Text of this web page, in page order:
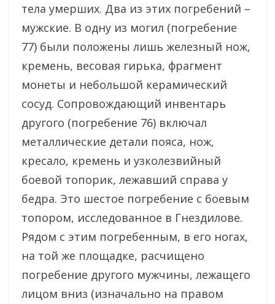
тела умерших. Два из этих погребений –
мужские. В одну из могил (погребение
77) были положены лишь железный нож,
кремень, весовая гирька, фрагмент
монеты и небольшой керамический
сосуд. Сопровождающий инвентарь
другого (погребение 76) включал
металлические детали пояса, нож,
кресало, кремень и узколезвийный
боевой топорик, лежавший справа у
бедра. Это шестое погребение с боевым
топором, исследованное в Гнездилове.
Рядом с этим погребенным, в его ногах,
на той же площадке, расчищено
погребение другого мужчины, лежащего
лицом вниз (изначально на правом